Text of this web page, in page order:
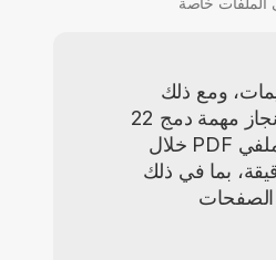
ومع ذلك
تمكنت من إنجاز مهمة دمج 22
مستندًا في ملفي PDF خلال
30 دقيقة، بما في ذلك
الصفحات